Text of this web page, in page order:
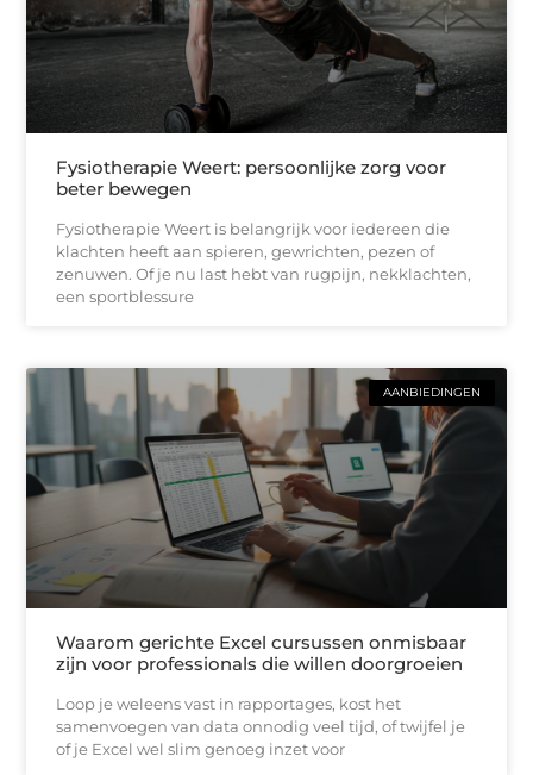
Fysiotherapie Weert: persoonlijke zorg voor
beter bewegen
Fysiotherapie Weert is belangrijk voor iedereen die
klachten heeft aan spieren, gewrichten, pezen of
zenuwen. Of je nu last hebt van rugpijn, nekklachten,
een sportblessure
AANBIEDINGEN
Waarom gerichte Excel cursussen onmisbaar
zijn voor professionals die willen doorgroeien
Loop je weleens vast in rapportages, kost het
samenvoegen van data onnodig veel tijd, of twijfel je
of je Excel wel slim genoeg inzet voor